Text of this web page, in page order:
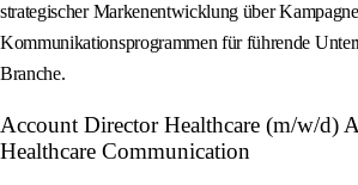
strategischer Markenentwicklung über
Kommunikationsprogrammen für führende
Branche.
Account Director Healthcare (m/w/d)
Healthcare Communication